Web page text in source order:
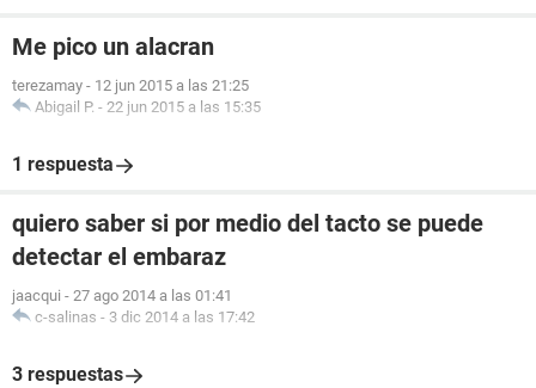
Me pico un alacran
terezamay - 12 jun 2015 a las 21:25
Abigail P. - 22 jun 2015 a las 15:35
1 respuesta
quiero saber si por medio del tacto se puede
detectar el embaraz
jaacqui - 27 ago 2014 a las 01:41
c-salinas - 3 dic 2014 a las 17:42
3 respuestas